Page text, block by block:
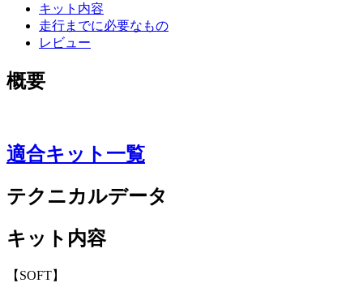
キット内容
走行までに必要なもの
レビュー
概要
適合キット一覧
テクニカルデータ
キット内容
【SOFT】